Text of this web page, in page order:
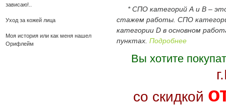
зависаю!..
Уход за кожей лица
Моя история или как меня нашел
Орифлейм
* СПО категорий А и В –
стажем работы. СПО
категории D в основном
пунктах. Подробнее
Вы хотите
со скидкой